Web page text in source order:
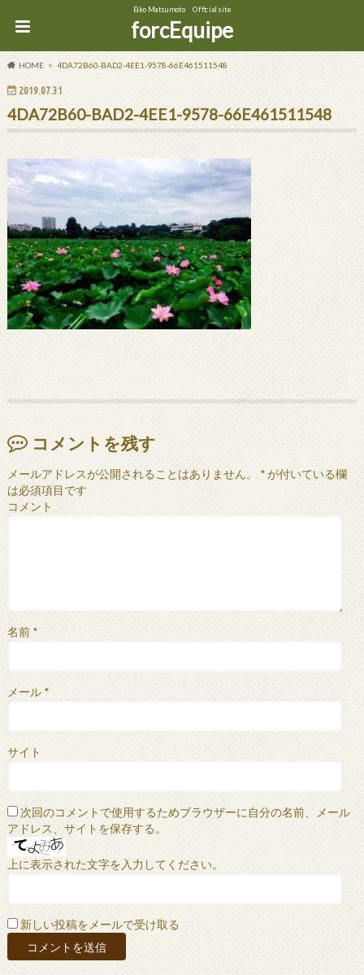
Eiko Matsumoto Official site
forcEquipe
HOME 4DA72B60-BAD2-4EE1-9578-66E461511548
2019.07.31
4DA72B60-BAD2-4EE1-9578-66E461511548
コメントを残す
メールアドレスが公開されることはありません。 *が付いている欄
は必須項目です
コメント
名前 *
メール *
サイト
次回のコメントで使用するためブラウザーに自分の名前、メール
アドレス、サイトを保存する。
上に表示された文字を入力してください。
新しい投稿をメールで受け取る